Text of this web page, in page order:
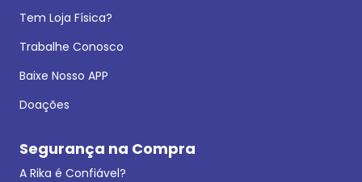
Tem Loja Física?
Trabalhe Conosco
Baixe Nosso APP
Doações
Segurança na Compra
A Rika é Confiável?